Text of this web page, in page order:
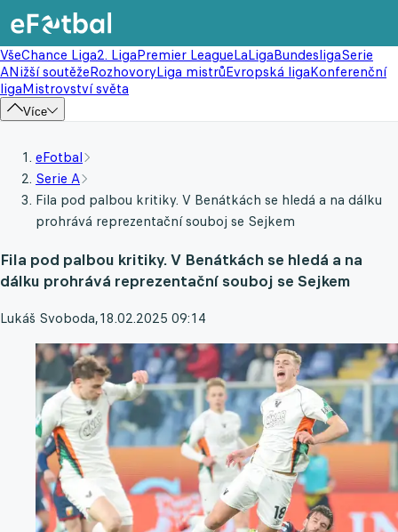
VšeChance Liga2. LigaPremier LeagueLaLigaBundesligaSerie
ANižší soutěžeRozhovoryLiga mistrůEvropská ligaKonferenční
ligaMistrovství světa
Více
eFotbal
Serie A
Fila pod palbou kritiky. V Benátkách se hledá a na dálku
prohrává reprezentační souboj se Sejkem
Fila pod palbou kritiky. V Benátkách se hledá a na
dálku prohrává reprezentační souboj se Sejkem
Lukáš Svoboda,18.02.2025 09:14